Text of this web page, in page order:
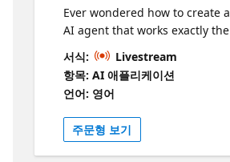
Ever wondered how to create
AI agent that works exactly
it? Join Microsoft MVP Kas
walks you through Microsoft
the low-code platform that
design intelligent,
this live session hosted by
UK, you’ll get hands-on
agents that respond to your
서식:
Livestream
항목: AI 애플리케이션
언어: 영어
주문형 보기